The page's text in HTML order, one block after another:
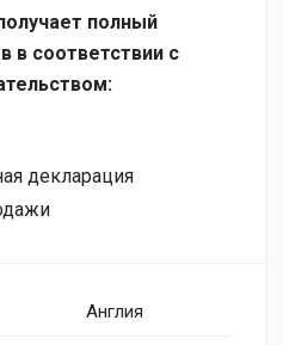
полный
в соответствии с
декларация
Англия